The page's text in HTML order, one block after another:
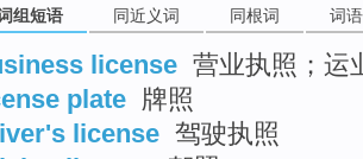
组短语 同近义词 同根词 词
license 营业执照；运
plate 牌照
license 驾驶执照